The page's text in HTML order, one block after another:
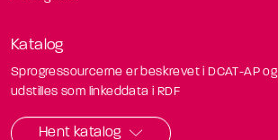
Katalog
Sprogressourcerne er beskrevet i DCAT-AP og
udstilles som linkeddata i RDF
Hent katalog